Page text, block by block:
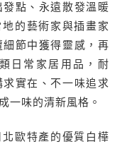
點、永遠散發溫暖
的藝術家與插畫家
節中獲得靈感，再
日常家居用品，耐
實在、不一味追求
一味的清新風格。
歐特產的優質白樺